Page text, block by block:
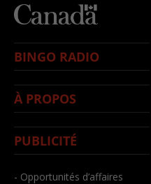
BINGO RADIO
À PROPOS
PUBLICITÉ
- Opportunités d’affaires